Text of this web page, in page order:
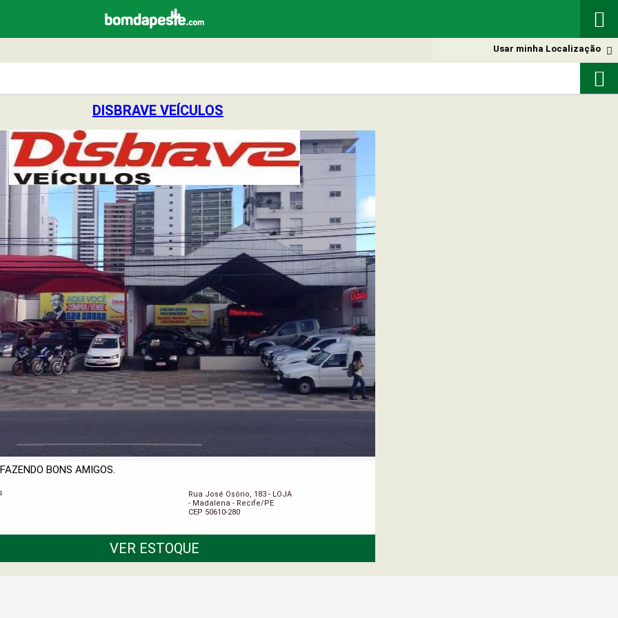


Usar minha Localização

DISBRAVE VEÍCULOS
BONS AMIGOS.
Rua José Osório, 183 - LOJA
- Madalena - Recife/PE
CEP 50610-280
VER ESTOQUE